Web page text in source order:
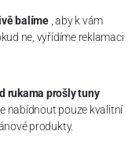
balíme , aby k vám
ne, vyřídíme reklamaci
rukama prošly tuny
nabídnout pouze kvalitní
produkty.